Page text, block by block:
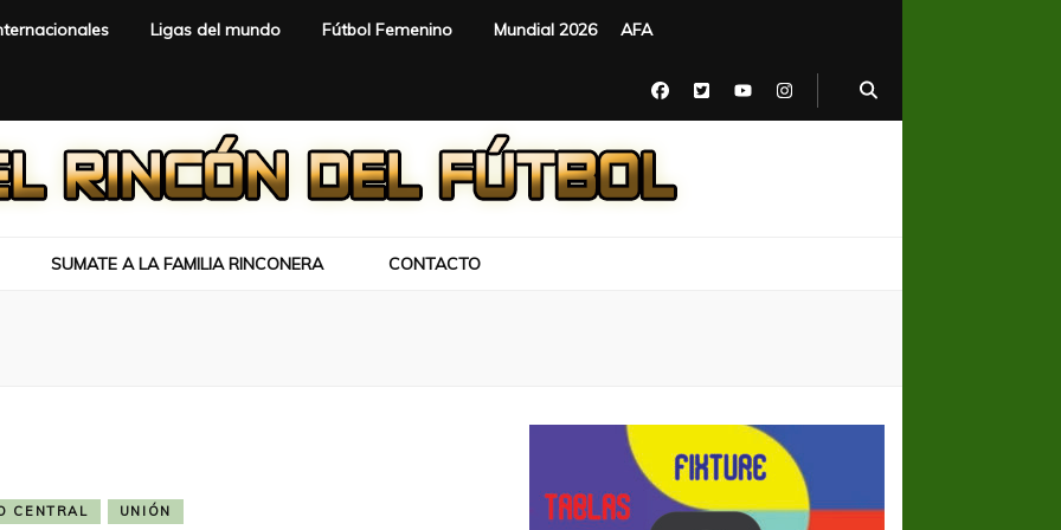
Ligas del mundo Fútbol Femenino Mundial 2026 AFA
SUMATE A LA FAMILIA RINCONERA CONTACTO
CENTRAL UNIÓN